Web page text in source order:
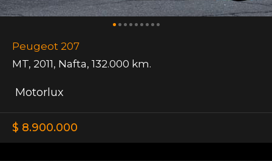
Peugeot 207
MT, 2011, Nafta, 132.000 km.
Motorlux
$ 8.900.000